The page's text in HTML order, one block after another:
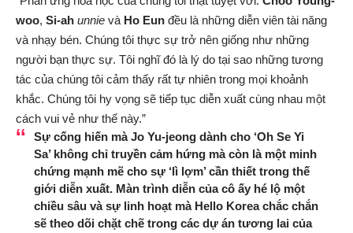
woo, Si-ah unnie và Ho Eun đều là những diễn viên tài năng
và nhạy bén. Chúng tôi thực sự trở nên giống như những
người bạn thực sự. Tôi nghĩ đó là lý do tại sao những tương
tác của chúng tôi cảm thấy rất tự nhiên trong mọi khoảnh
khắc. Chúng tôi hy vọng sẽ tiếp tục diễn xuất cùng nhau một
cách vui vẻ như thế này.”
Sự cống hiến màJo Yu-jeongdành cho ‘Oh Se Yi
Sa’không chỉ truyền cảm hứng mà còn là một minh
chứng mạnh mẽ cho sự ‘lì lợm’ cần thiết trong thế
giới diễn xuất. Màn trình diễn của cô ấy hé lộ một
chiều sâu và sự linh hoạt mà Hello Koreachắc chắn
sẽ theo dõi chặt chẽ trong các dự án tương lai của